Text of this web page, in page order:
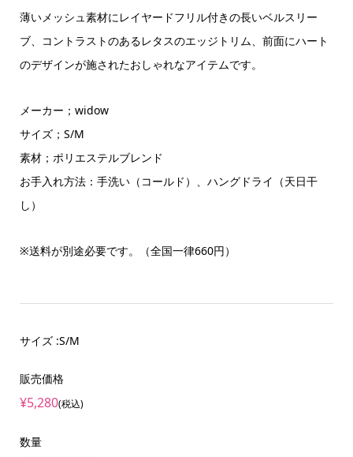
薄いメッシュ素材にレイヤードフリル付きの長いベルスリー
ブ、コントラストのあるレタスのエッジトリム、前面にハート
のデザインが施されたおしゃれなアイテムです。
メーカー；widow
サイズ；S/M
素材；ポリエステルブレンド
お手入れ方法：手洗い（コールド）、ハングドライ（天日干
し）
※送料が別途必要です。（全国一律660円）
サイズ :S/M
販売価格
¥5,280(税込)
数量